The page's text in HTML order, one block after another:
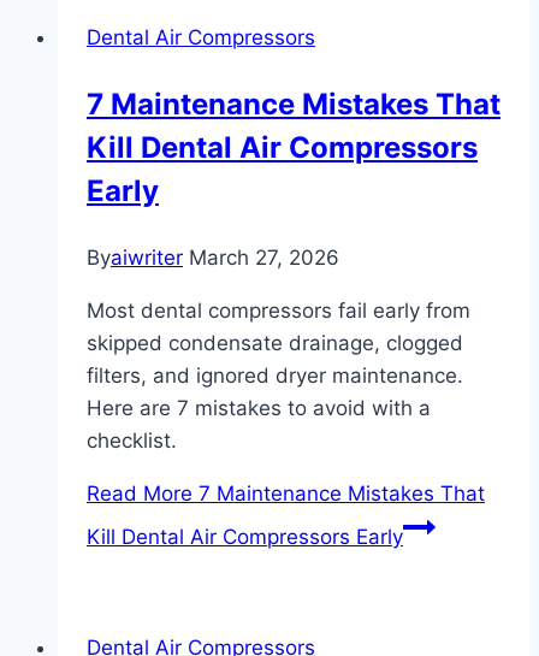
Dental Air Compressors
7 Maintenance Mistakes That
Kill Dental Air Compressors
Early
Byaiwriter March 27, 2026
Most dental compressors fail early from
skipped condensate drainage, clogged
filters, and ignored dryer maintenance.
Here are 7 mistakes to avoid with a
checklist.
Read More 7 Maintenance Mistakes That
Kill Dental Air Compressors Early
Dental Air Compressors